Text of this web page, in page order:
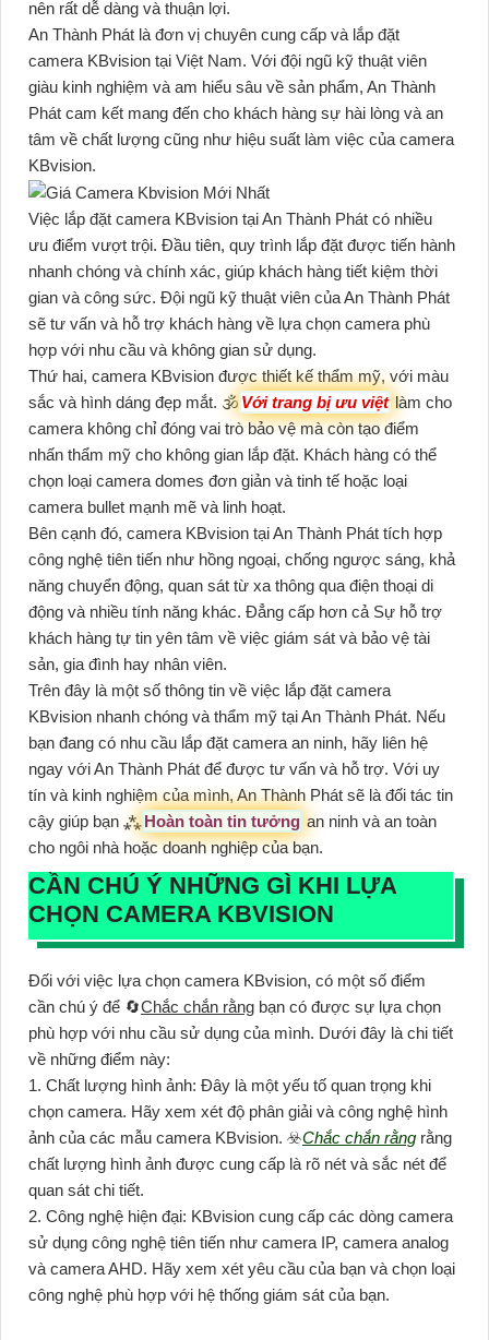
nên rất dễ dàng và thuận lợi.
An Thành Phát là đơn vị chuyên cung cấp và lắp đặt
camera KBvision tại Việt Nam. Với đội ngũ kỹ thuật viên
giàu kinh nghiệm và am hiểu sâu về sản phẩm, An Thành
Phát cam kết mang đến cho khách hàng sự hài lòng và an
tâm về chất lượng cũng như hiệu suất làm việc của camera
KBvision.
Việc lắp đặt camera KBvision tại An Thành Phát có nhiều
ưu điểm vượt trội. Đầu tiên, quy trình lắp đặt được tiến hành
nhanh chóng và chính xác, giúp khách hàng tiết kiệm thời
gian và công sức. Đội ngũ kỹ thuật viên của An Thành Phát
sẽ tư vấn và hỗ trợ khách hàng về lựa chọn camera phù
hợp với nhu cầu và không gian sử dụng.
Thứ hai, camera KBvision được thiết kế thẩm mỹ, với màu
sắc và hình dáng đẹp mắt. 🕉️ Với trang bị ưu việt làm cho
camera không chỉ đóng vai trò bảo vệ mà còn tạo điểm
nhấn thẩm mỹ cho không gian lắp đặt. Khách hàng có thể
chọn loại camera domes đơn giản và tinh tế hoặc loại
camera bullet mạnh mẽ và linh hoạt.
Bên cạnh đó, camera KBvision tại An Thành Phát tích hợp
công nghệ tiên tiến như hồng ngoại, chống ngược sáng, khả
năng chuyển động, quan sát từ xa thông qua điện thoại di
động và nhiều tính năng khác. Đẳng cấp hơn cả Sự hỗ trợ
khách hàng tự tin yên tâm về việc giám sát và bảo vệ tài
sản, gia đình hay nhân viên.
Trên đây là một số thông tin về việc lắp đặt camera
KBvision nhanh chóng và thẩm mỹ tại An Thành Phát. Nếu
bạn đang có nhu cầu lắp đặt camera an ninh, hãy liên hệ
ngay với An Thành Phát để được tư vấn và hỗ trợ. Với uy
tín và kinh nghiệm của mình, An Thành Phát sẽ là đối tác tin
cậy giúp bạn ⁂Hoàn toàn tin tưởng an ninh và an toàn
cho ngôi nhà hoặc doanh nghiệp của bạn.
CẦN CHÚ Ý NHỮNG GÌ KHI LỰA
CHỌN CAMERA KBVISION
Đối với việc lựa chọn camera KBvision, có một số điểm
cần chú ý để 🔄Chắc chắn rằng bạn có được sự lựa chọn
phù hợp với nhu cầu sử dụng của mình. Dưới đây là chi tiết
về những điểm này:
1. Chất lượng hình ảnh: Đây là một yếu tố quan trọng khi
chọn camera. Hãy xem xét độ phân giải và công nghệ hình
ảnh của các mẫu camera KBvision. ☣️Chắc chắn rằng rằng
chất lượng hình ảnh được cung cấp là rõ nét và sắc nét để
quan sát chi tiết.
2. Công nghệ hiện đại: KBvision cung cấp các dòng camera
sử dụng công nghệ tiên tiến như camera IP, camera analog
và camera AHD. Hãy xem xét yêu cầu của bạn và chọn loại
công nghệ phù hợp với hệ thống giám sát của bạn.